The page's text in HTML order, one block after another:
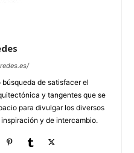
de satisfacer el
y tangentes que se
para divulgar los diversos
y de intercambio.